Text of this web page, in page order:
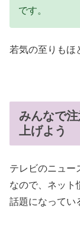
です。
若気の至りも
みんなで
上げよう
テレビのニュー
なので、ネット
話題になってい